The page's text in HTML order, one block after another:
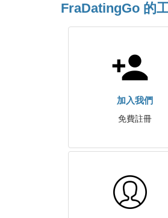
FraDatingGo 的
加入我們
免費註冊